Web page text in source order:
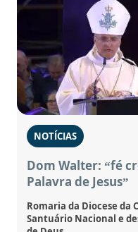
NOTÍCIAS
Dom Walter: “fé
Palavra de Jesus”
Romaria da Diocese da
Santuário Nacional e